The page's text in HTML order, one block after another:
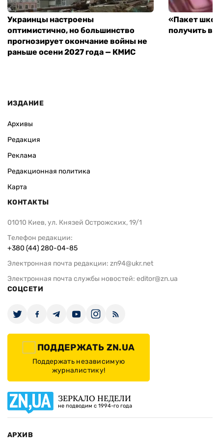
Украинцы настроены
оптимистично, но большинство
прогнозирует окончание войны не
раньше осени 2027 года — КМИС
«Пакет
получить
ИЗДАНИЕ
Архивы
Редакция
Реклама
Редакционная политика
Карта
КОНТАКТЫ
01010 Киев, ул. Князей Острожских, 19/1
Телефон редакции:
+380 (44) 280-04-85
Электронная почта редакции: zn94@ukr.net
Электронная почта службы новостей: editor@zn.ua
СОЦСЕТИ
ПОДДЕРЖАТЬ ZN.UA
Поддержать независимую
журналистику!
ЗЕРКАЛО НЕДЕЛИ
не подводим с 1994-го года
АРХИВ